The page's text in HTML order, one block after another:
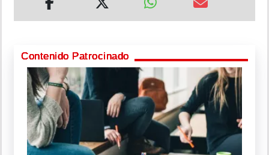
Contenido Patrocinado